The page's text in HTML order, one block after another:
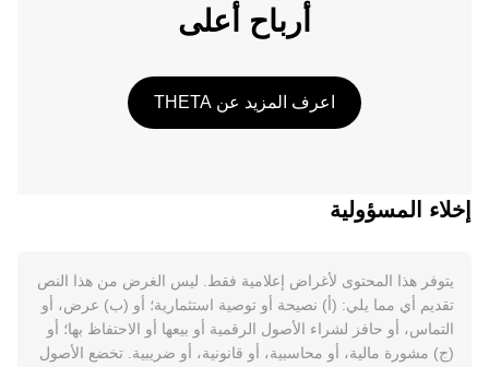
أرباح أعلى
اعرف المزيد عن THETA
إخلاء المسؤولية
يتوفر هذا المحتوى لأغراض إعلامية فقط. ليس الغرض من هذا النص
تقديم أي مما يلي: (أ) نصيحة أو توصية استثمارية؛ أو (ب) عرض، أو
التماس، أو حافز لشراء الأصول الرقمية أو بيعها أو الاحتفاظ بها؛ أو
(ج) مشورة مالية، أو محاسبية، أو قانونية، أو ضريبية. تخضع الأصول